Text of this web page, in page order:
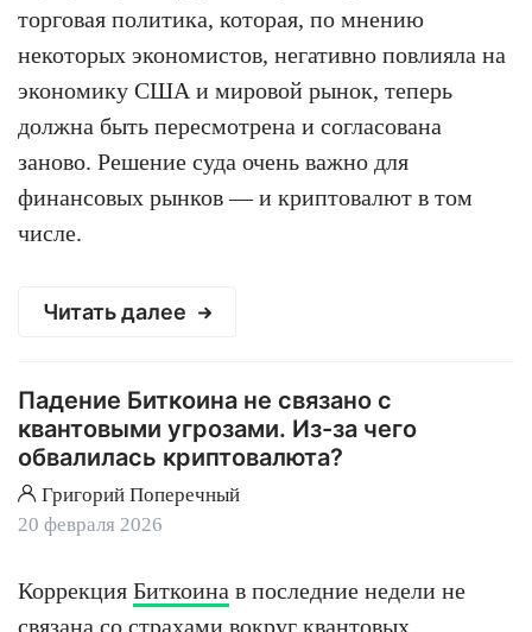
торговая политика, которая, по мнению
некоторых экономистов, негативно повлияла на
экономику США и мировой рынок, теперь
должна быть пересмотрена и согласована
заново. Решение суда очень важно для
финансовых рынков — и криптовалют в том
числе.
Читать далее
Падение Биткоина не связано с
квантовыми угрозами. Из-за чего
обвалилась криптовалюта?
Григорий Поперечный
20 февраля 2026
Коррекция Биткоина в последние недели не
связана со страхами вокруг квантовых